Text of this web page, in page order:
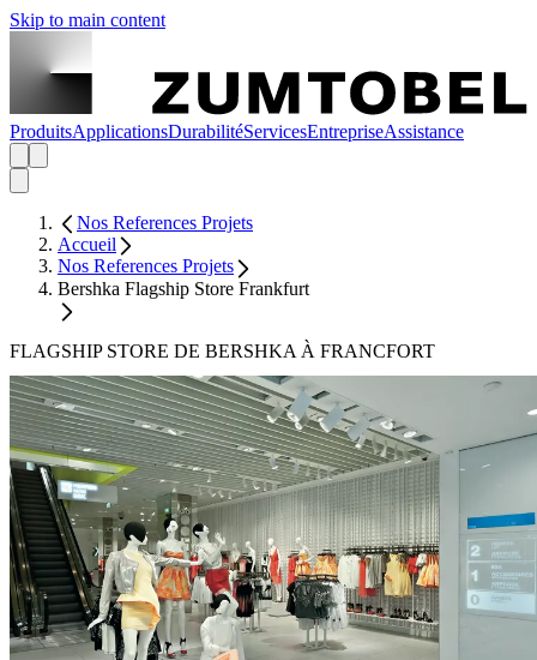
Skip to main content
ProduitsApplicationsDurabilitéServicesEntrepriseAssistance
Nos References Projets
Accueil
Nos References Projets
Bershka Flagship Store Frankfurt
FLAGSHIP STORE DE BERSHKA À FRANCFORT